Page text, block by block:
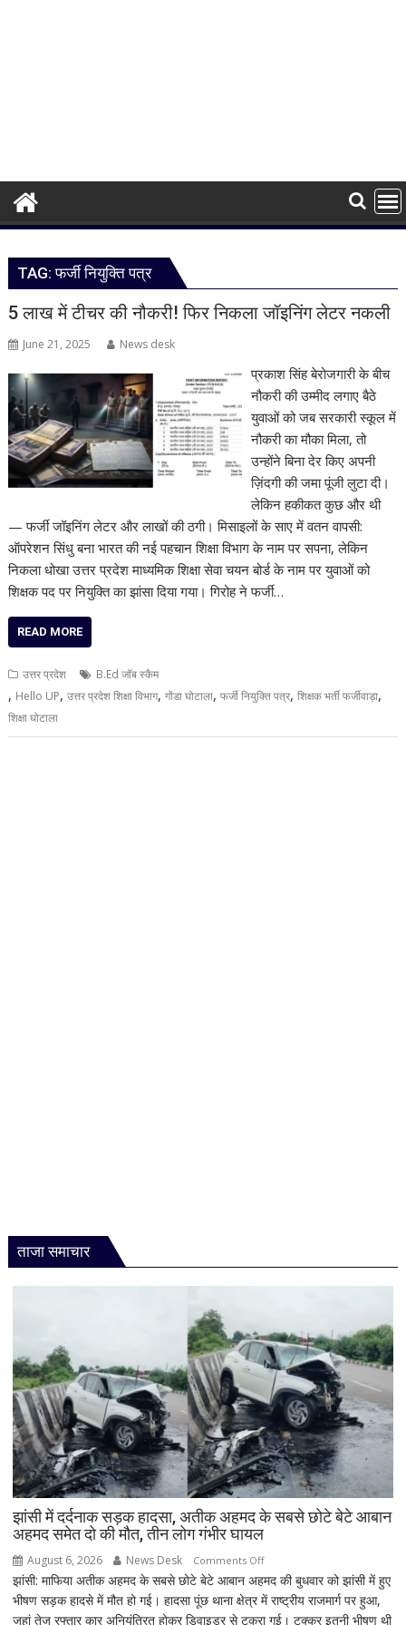
TAG:फर्जी नियुक्ति पत्र
5 लाख में टीचर की नौकरी! फिर निकला जॉइनिंग लेटर नकली
June 21, 2025 News desk
प्रकाश सिंह बेरोजगारी के बीच
नौकरी की उम्मीद लगाए बैठे
युवाओं को जब सरकारी स्कूल में
नौकरी का मौका मिला, तो
उन्होंने बिना देर किए अपनी
ज़िंदगी की जमा पूंजी लुटा दी।
लेकिन हकीकत कुछ और थी
— फर्जी जॉइनिंग लेटर और लाखों की ठगी। मिसाइलों के साए में वतन वापसी:
ऑपरेशन सिंधु बना भारत की नई पहचान शिक्षा विभाग के नाम पर सपना, लेकिन
निकला धोखा उत्तर प्रदेश माध्यमिक शिक्षा सेवा चयन बोर्ड के नाम पर युवाओं को
शिक्षक पद पर नियुक्ति का झांसा दिया गया। गिरोह ने फर्जी…
READ MORE
उत्तर प्रदेश B.Ed जॉब स्कैम
, Hello UP,उत्तर प्रदेश शिक्षा विभाग,गोंडा घोटाला,फर्जी नियुक्ति पत्र,शिक्षक भर्ती फर्जीवाड़ा,
शिक्षा घोटाला
ताजा समाचार
झांसी में दर्दनाक सड़क हादसा, अतीक अहमद के सबसे छोटे बेटे आबान
अहमद समेत दो की मौत, तीन लोग गंभीर घायल
August 6, 2026 News Desk Comments Offon
झांसी
में
दर्दनाक
झांसी: माफिया अतीक अहमद के सबसे छोटे बेटे आबान अहमद की बुधवार को झांसी में हुए
भीषण सड़क हादसे में मौत हो गई। हादसा पूंछ थाना क्षेत्र में राष्ट्रीय राजमार्ग पर हुआ,
जहां तेज रफ्तार कार अनियंत्रित होकर डिवाइडर से टकरा गई। टक्कर इतनी भीषण थी